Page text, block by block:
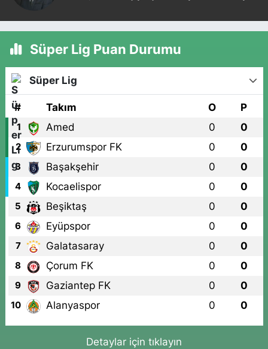
Süper Lig Puan Durumu
Süper Lig
# Takım O P
1 Amed 0 0
2 Erzurumspor FK 0 0
3 Başakşehir 0 0
4 Kocaelispor 0 0
5 Beşiktaş 0 0
6 Eyüpspor 0 0
7 Galatasaray 0 0
8 Çorum FK 0 0
9 Gaziantep FK 0 0
10 Alanyaspor 0 0
Detaylar için tıklayın